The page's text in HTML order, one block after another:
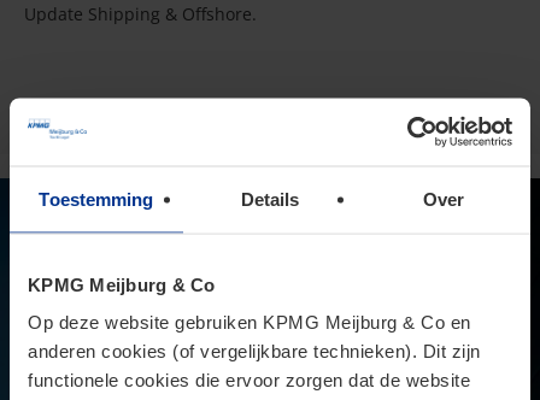
Toestemming Details Over
KPMG Meijburg & Co
Op deze website gebruiken KPMG Meijburg & Co en
anderen cookies (of vergelijkbare technieken). Dit zijn
functionele cookies die ervoor zorgen dat de website
Update Shipping & Offshore.